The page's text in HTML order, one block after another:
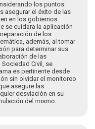
los puntos
asegurar el éxito de las
en los gobiernos
se cuidara la aplicación
de los
además, al tomar
para determinar sus
de las
Civil, se
es pertinente desde
sin olvidar el monitoreo
asegure las
desviación en su
del mismo.